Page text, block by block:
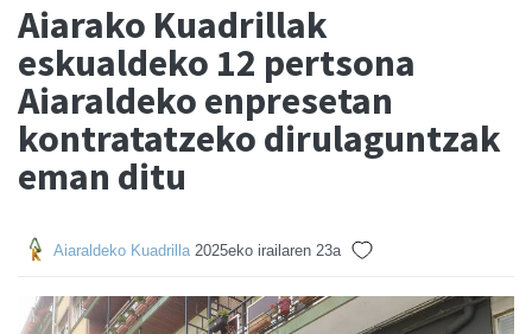
Aiarako Kuadrillak
eskualdeko 12 pertsona
Aiaraldeko enpresetan
kontratatzeko dirulaguntzak
eman ditu
Aiaraldeko Kuadrilla 2025eko irailaren 23a